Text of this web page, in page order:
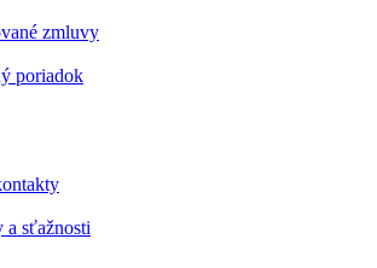
zmluvy
poriadok
a sťažnosti